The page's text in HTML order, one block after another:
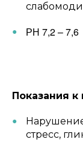
РН 7,2 – 7,6
Показания
стресс,